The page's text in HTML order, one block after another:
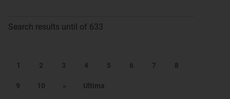
Search results until of 633
1 2 3 4 5 6 7 8
9 10 » Ultima